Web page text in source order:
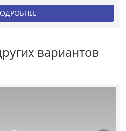
вариантов